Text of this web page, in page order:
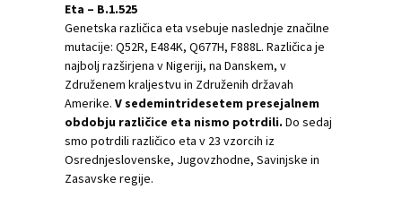
Eta – B.1.525
Genetska različica eta vsebuje naslednje značilne
mutacije: Q52R, E484K, Q677H, F888L. Različica je
najbolj razširjena v Nigeriji, na Danskem, v
Združenem kraljestvu in Združenih državah
Amerike. V sedemintridesetem presejalnem
obdobju različice eta nismo potrdili. Do sedaj
smo potrdili različico eta v 23 vzorcih iz
Osrednjeslovenske, Jugovzhodne, Savinjske in
Zasavske regije.